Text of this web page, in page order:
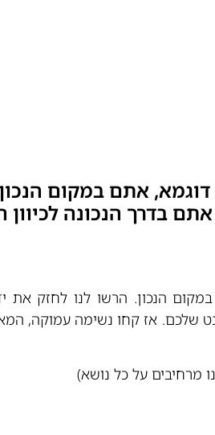
אתם במקום
בדרך הנכונה
הנכון. הרשו לנו לחזק את
שלכם. אז קחו נשימה עמוקה,
על כל נושא)